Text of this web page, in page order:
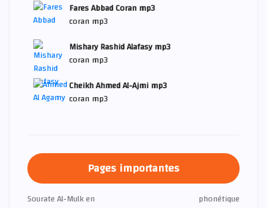
Fares Abbad Coran mp3
coran mp3
Mishary Rashid Alafasy mp3
coran mp3
Cheikh Ahmed Al-Ajmi mp3
coran mp3
Pages importantes
Sourate Al-Mulk en
phonétique